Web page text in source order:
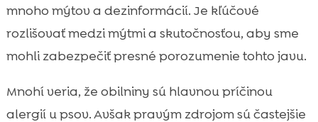
mnoho mýtov a dezinformácií. Je kľúčové
rozlišovať medzi mýtmi a skutočnosťou, aby sme
mohli zabezpečiť presné porozumenie tohto javu.
Mnohí veria, že obilniny sú hlavnou príčinou
alergií u psov. Avšak pravým zdrojom sú častejšie